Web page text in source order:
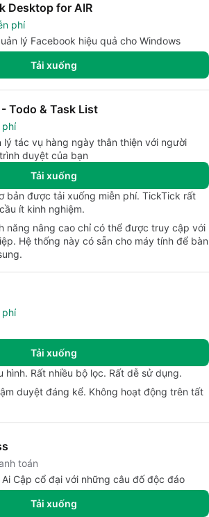
Desktop for AIR
phí
lý Facebook hiệu quả cho Windows
Tải xuống
Todo & Task List
phí
lý tác vụ hàng ngày thân thiện với người
duyệt của bạn
Tải xuống
bản được tải xuống miễn phí. TickTick rất
ít kinh nghiệm.
năng nâng cao chỉ có thể được truy cập với
Hệ thống này có sẵn cho máy tính để bàn
phí
Tải xuống
hình. Rất nhiều bộ lọc. Rất dễ sử dụng.
duyệt đáng kể. Không hoạt động trên tất
toán
Ai Cập cổ đại với những câu đố độc đáo
Tải xuống